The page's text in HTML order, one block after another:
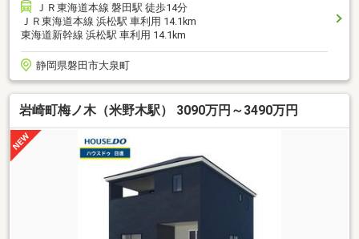
ＪＲ東海道本線 磐田駅 徒歩14分
ＪＲ東海道本線 浜松駅 車利用 14.1km
東海道新幹線 浜松駅 車利用 14.1km
静岡県磐田市大泉町
岩崎町梅ノ木（米野木駅） 3090万円～3490万円